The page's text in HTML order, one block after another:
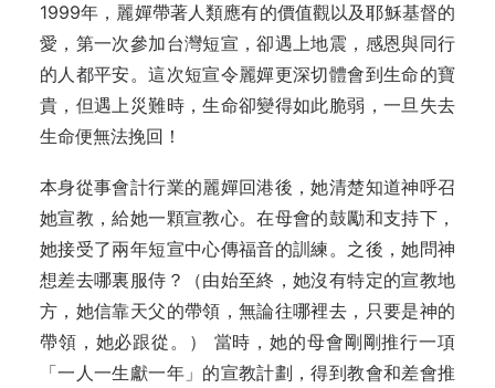
1999年，麗嬋帶著人類應有的價值觀以及耶穌基督的
愛，第一次參加台灣短宣，卻遇上地震，感恩與同行
的人都平安。這次短宣令麗嬋更深切體會到生命的寶
貴，但遇上災難時，生命卻變得如此脆弱，一旦失去
生命便無法挽回！
本身從事會計行業的麗嬋回港後，她清楚知道神呼召
她宣教，給她一顆宣教心。在母會的鼓勵和支持下，
她接受了兩年短宣中心傳福音的訓練。之後，她問神
想差去哪裏服侍？（由始至終，她沒有特定的宣教地
方，她信靠天父的帶領，無論往哪裡去，只要是神的
帶領，她必跟從。） 當時，她的母會剛剛推行一項
「一人一生獻一年」的宣教計劃，得到教會和差會推